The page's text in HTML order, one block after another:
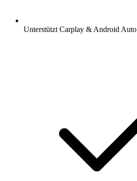
Unterstützt Carplay & Android Auto